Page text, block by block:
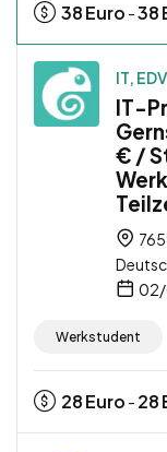
38Euro -38
IT, EDV
IT-
€ /
Werkstudent
28Euro - 28